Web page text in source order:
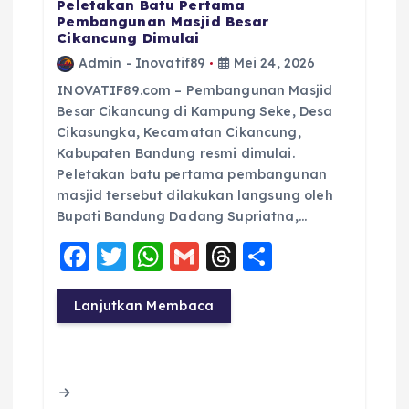
Peletakan Batu Pertama
Pembangunan Masjid Besar
Cikancung Dimulai
Admin - Inovatif89
Mei 24, 2026
INOVATIF89.com – Pembangunan Masjid
Besar Cikancung di Kampung Seke, Desa
Cikasungka, Kecamatan Cikancung,
Kabupaten Bandung resmi dimulai.
Peletakan batu pertama pembangunan
masjid tersebut dilakukan langsung oleh
Bupati Bandung Dadang Supriatna,…
F
a
c
e
T
w
it
te
W
h
a
ts
G
m
ai
l
T
a re
Lanjutkan Membaca